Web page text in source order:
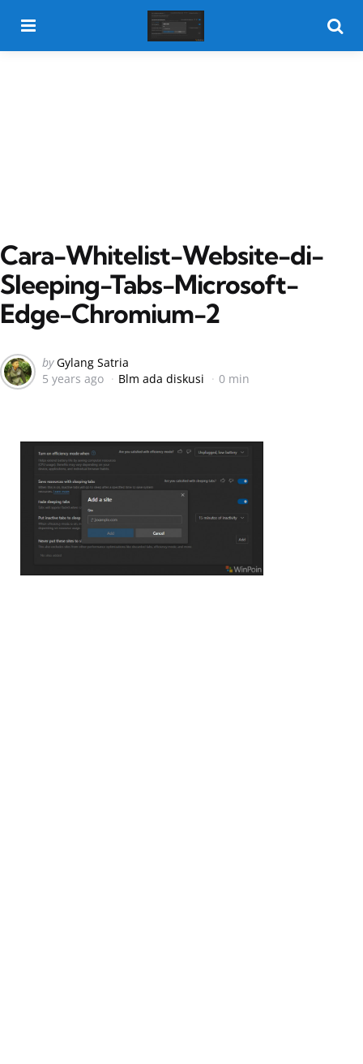
Cara-Whitelist-Website-di-
Sleeping-Tabs-Microsoft-
Edge-Chromium-2
Posted
by
by Gylang Satria
5 years ago
Blm ada diskusi 0 min